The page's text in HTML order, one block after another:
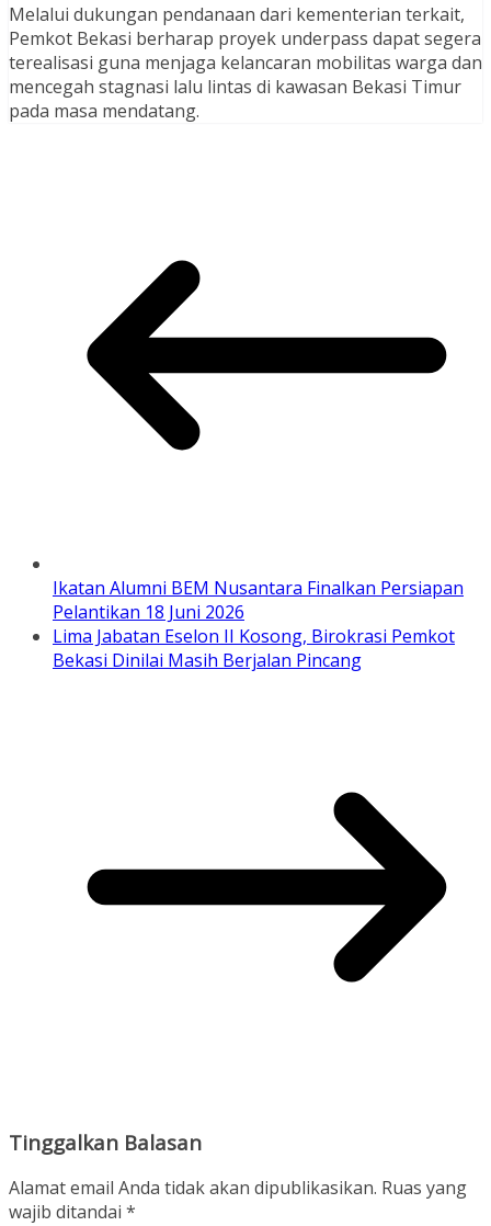
Melalui dukungan pendanaan dari kementerian terkait,
Pemkot Bekasi berharap proyek underpass dapat segera
terealisasi guna menjaga kelancaran mobilitas warga dan
mencegah stagnasi lalu lintas di kawasan Bekasi Timur
pada masa mendatang.
Ikatan Alumni BEM Nusantara Finalkan Persiapan
Pelantikan 18 Juni 2026
Lima Jabatan Eselon II Kosong, Birokrasi Pemkot
Bekasi Dinilai Masih Berjalan Pincang
Tinggalkan Balasan
Alamat email Anda tidak akan dipublikasikan. Ruas yang
wajib ditandai *